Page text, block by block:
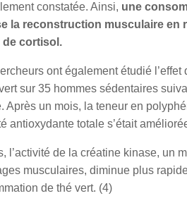
constatée. Ainsi, une
la reconstruction musculaire en
de cortisol.
ont également étudié l’effet
sur 35 hommes sédentaires
Après un mois, la teneur en
antioxydante totale s’était
l’activité de la créatine kinase, un
musculaires, diminue plus
de thé vert. (4)